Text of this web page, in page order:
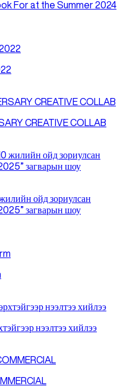
For at the Summer 2024
CREATIVE COLLAB
ойд зориулсан
загварын шоу
нээлтээ хийлээ